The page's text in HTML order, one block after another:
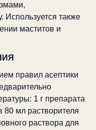
Используется также
маститов и
правил асептики
1 г препарата
80 мл растворителя
раствора для